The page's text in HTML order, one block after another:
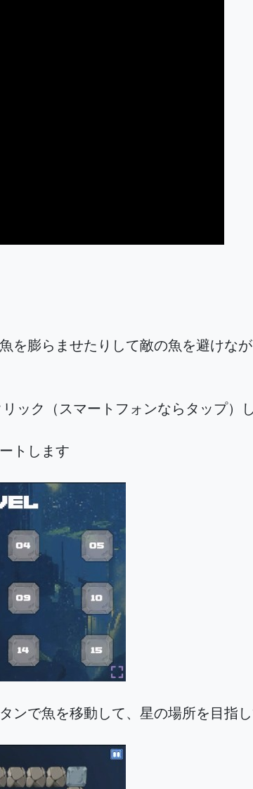
を膨らませたりして敵の魚を避けな
ック（スマートフォンならタップ）
トします
ンで魚を移動して、星の場所を目指